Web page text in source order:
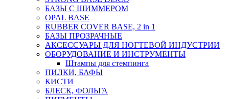
БАЗЫ С ШИММЕРОМ
OPAL BASE
RUBBER COVER BASE, 2 in 1
БАЗЫ ПРОЗРАЧНЫЕ
АКСЕССУАРЫ ДЛЯ НОГТЕВОЙ ИНДУСТРИИ
ОБОРУДОВАНИЕ И ИНСТРУМЕНТЫ
Штампы для стемпинга
ПИЛКИ, БАФЫ
КИСТИ
БЛЕСК, ФОЛЬГА